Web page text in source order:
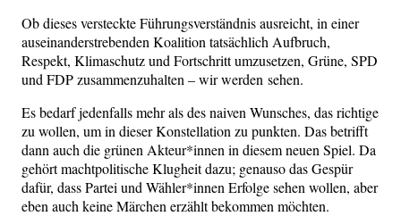
Ob die­ses ver­steck­te Füh­rungs­ver­ständ­nis aus­reicht, in einer
aus­ein­an­der­stre­ben­den Koali­ti­on tat­säch­lich Auf­bruch,
Respekt, Kli­ma­schutz und Fort­schritt umzu­set­zen, Grü­ne, SPD
und FDP zusam­men­zu­hal­ten – wir wer­den sehen.
Es bedarf jeden­falls mehr als des nai­ven Wun­sches, das rich­ti­ge
zu wol­len, um in die­ser Kon­stel­la­ti­on zu punk­ten. Das betrifft
dann auch die grü­nen Akteur*innen in die­sem neu­en Spiel. Da
gehört macht­po­li­ti­sche Klug­heit dazu; genau­so das Gespür
dafür, dass Par­tei und Wähler*innen Erfol­ge sehen wol­len, aber
eben auch kei­ne Mär­chen erzählt bekom­men möchten.